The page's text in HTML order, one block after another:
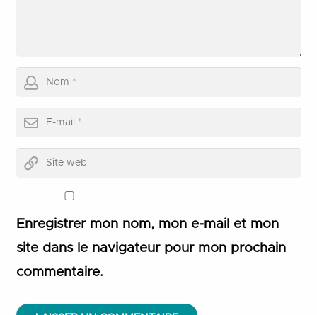
Enregistrer mon nom, mon e-mail et mon
site dans le navigateur pour mon prochain
commentaire.